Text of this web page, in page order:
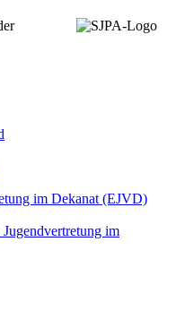
im Dekanat (EJVD)
im